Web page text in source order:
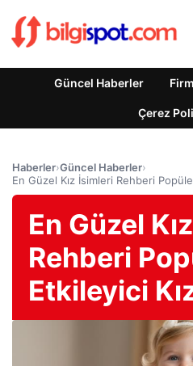
Güncel Haberler
Çerez
Haberler›Güncel Haberler›
En Güzel Kız İsimleri Rehberi
En Güzel
Rehberi
Etkileyici